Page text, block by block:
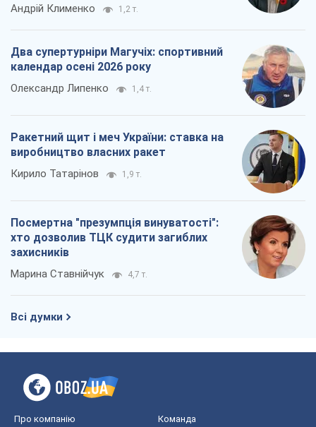
Андрій Клименко 1,2 т.
Два супертурніри Магучіх: спортивний
календар осені 2026 року
Олександр Липенко 1,4 т.
Ракетний щит і меч України: ставка на
виробництво власних ракет
Кирило Татарінов 1,9 т.
Посмертна "презумпція винуватості":
хто дозволив ТЦК судити загиблих
захисників
Марина Ставнійчук 4,7 т.
Всі думки
Про компанію Команда